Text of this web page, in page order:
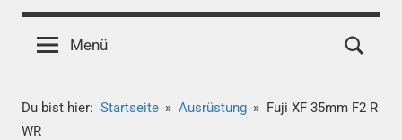
Menü
Du bist hier: Startseite Ausrüstung
Fuji XF 35mm F2 R
WR